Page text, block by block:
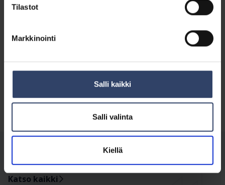
Tilastot
Markkinointi
Salli kaikki
Salli valinta
Kiellä
Tiedustelu
Taistelupanssarivaunu-simulaattori
Koulutukset
Katso kaikki